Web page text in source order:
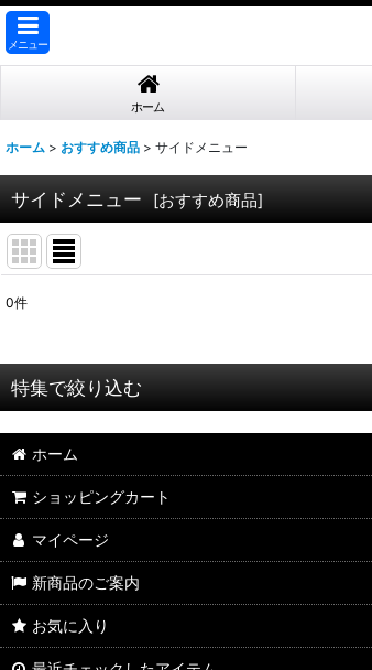
メニュー
ホーム
ホーム > おすすめ商品 > サイドメニュー
サイドメニュー [おすすめ商品]
並び順 :
0件
特集で絞り込む
【業務用 お取引先様専用】
よしやす歳末市
すきやきしゃぶしゃぶ
カレーパン
ぶたまん
ホーム
ショッピングカート
マイページ
新商品のご案内
お気に入り